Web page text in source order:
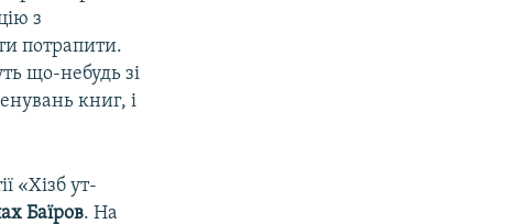
з
потрапити.
що-небудь зі
книг, і
«Хізб ут-
Баїров. На